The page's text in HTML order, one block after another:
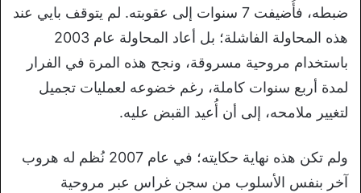
ضبطه، فأُضيفت 7 سنوات إلى عقوبته. لم يتوقف بايي عند
هذه المحاولة الفاشلة؛ بل أعاد المحاولة عام 2003
باستخدام مروحية مسروقة، ونجح هذه المرة في الفرار
لمدة أربع سنوات كاملة، رغم خضوعه لعمليات تجميل
لتغيير ملامحه، إلى أن أُعيد القبض عليه.
ولم تكن هذه نهاية حكايته؛ في عام 2007 نُظم له هروب
آخر بنفس الأسلوب من سجن غراس عبر مروحية